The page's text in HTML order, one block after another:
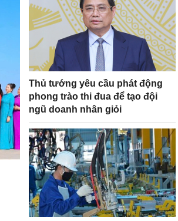
Thủ tướng yêu cầu phát động
phong trào thi đua để tạo đội
ngũ doanh nhân giỏi